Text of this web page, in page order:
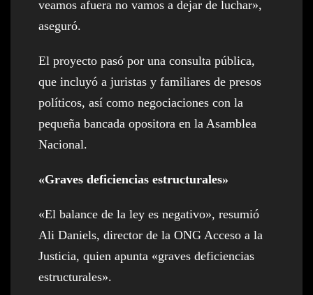
veamos afuera no vamos a dejar de luchar»,
aseguró.
El proyecto pasó por una consulta pública,
que incluyó a juristas y familiares de presos
políticos, así como negociaciones con la
pequeña bancada opositora en la Asamblea
Nacional.
«Graves deficiencias estructurales»
«El balance de la ley es negativo», resumió
Ali Daniels, director de la ONG Acceso a la
Justicia, quien apunta «graves deficiencias
estructurales».